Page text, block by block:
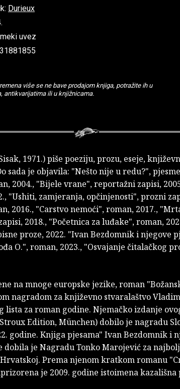
Durieux
uvez
više se ne bave prodajom knjiga, potražite ih u
antikvarijatima ili u knjižnicama.
1971.) piše poeziju, prozu, eseje,
sada je objavila: "Nešto nije u redu?",
2004., "Bijele vrane", reportažni zapisi,
"Ushiti, zamjeranja, opčinjenosti", prozni
2016., "Carstvo nemoći", roman, 2017.,
2018., "Početnica za luđake", roman,
proze, 2022. "Ivan Bezdomnik i njegove
O.", roman, 2023., "Osvajanje čitalačkog
na mnoge europske jezike, roman
nagradom za književno stvaralaštvo
lista za roman godine. Njemačko izdanje
Edition, München) dobilo je nagradu
godine. Knjiga pjesama" Ivan Bezdomnik i
dobila je Nagradu Tonko Marojević za
Prema njenom kratkom romanu
je 2009. godine istoimena kazališna